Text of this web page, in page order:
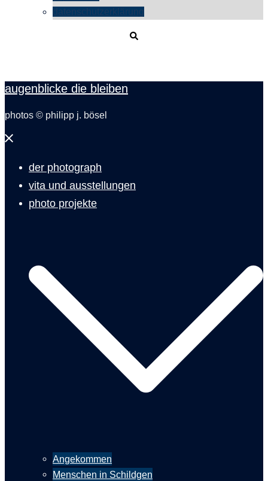
datenschutzerklärung
augenblicke die bleiben
photos © philipp j. bösel
Menü
der photograph
vita und ausstellungen
photo projekte
Angekommen
Menschen in Schildgen